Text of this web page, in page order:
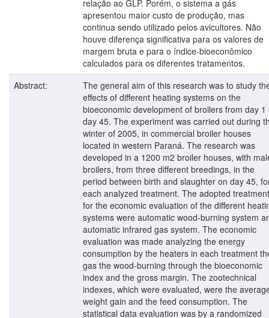
relação ao GLP. Porém, o sistema a gás
apresentou maior custo de produção, mas
continua sendo utilizado pelos avicultores. Não
houve diferença significativa para os valores de
margem bruta e para o índice-bioeconômico
calculados para os diferentes tratamentos.
Abstract:
The general aim of this research was to study
effects of different heating systems on the
bioeconomic development of broilers from day 1
day 45. The experiment was carried out during
winter of 2005, in commercial broiler houses
located in western Paraná. The research was
developed in a 1200 m2 broiler houses, with
broilers, from three different breedings, in the
period between birth and slaughter on day 45,
each analyzed treatment. The adopted
for the economic evaluation of the different
systems were automatic wood-burning system
automatic infrared gas system. The economic
evaluation was made analyzing the energy
consumption by the heaters in each treatment
gas the wood-burning through the bioeconomic
index and the gross margin. The zootechnical
indexes, which were evaluated, were the
weight gain and the feed consumption. The
statistical data evaluation was by a randomized